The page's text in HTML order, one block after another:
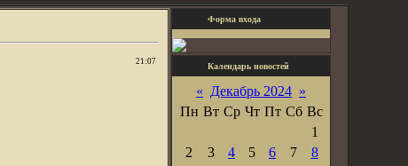
21:07
Форма входа
Календарь новостей
« Декабрь 2024 »
Пн Вт Ср Чт Пт Сб Вс
1
2
3 4 5 6 7
8